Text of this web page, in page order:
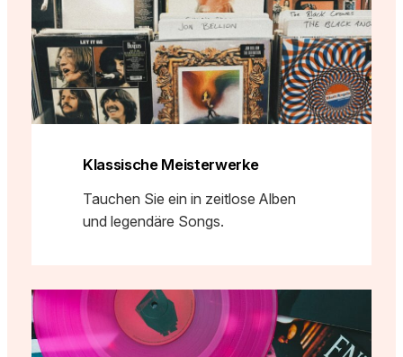
Klassische Meisterwerke
Tauchen Sie ein in zeitlose Alben
und legendäre Songs.